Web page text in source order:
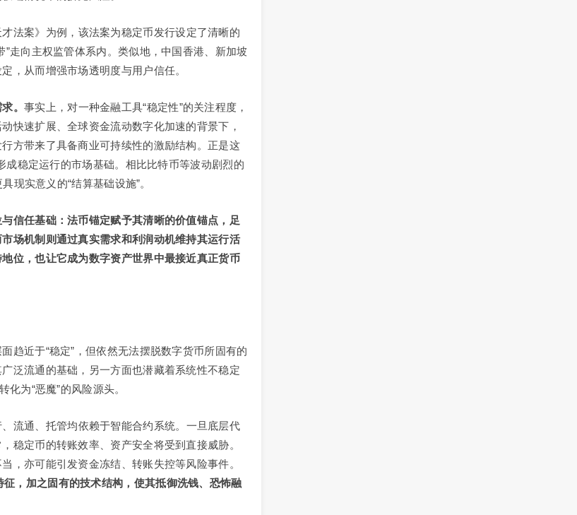
法案》为例，该法案为稳定币发行设定了清晰的
走向主权监管体系内。类似地，中国香港、新加坡
，从而增强市场透明度与用户信任。
。 事实上，对一种金融工具“稳定性”的关注程度，
快速扩展、全球资金流动数字化加速的背景下，
方带来了具备商业可持续性的激励结构。正是这
成稳定运行的市场基础。相比比特币等波动剧烈的
现实意义的“结算基础设施”。
信任基础：法币锚定赋予其清晰的价值锚点，足
场机制则通过真实需求和利润动机维持其运行活
位，也让它成为数字资产世界中最接近真正货币
趋近于“稳定”，但依然无法摆脱数字货币所固有的
泛流通的基础，另一方面也潜藏着系统性不稳定
为“恶魔”的风险源头。
流通、托管均依赖于智能合约系统。一旦底层代
稳定币的转账效率、资产安全将受到直接威胁。
，亦可能引发资金冻结、转账失控等风险事件。
征，加之固有的技术结构，使其抵御洗钱、恐怖融